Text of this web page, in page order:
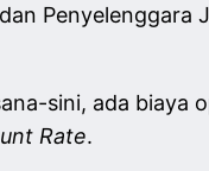
Penyelenggara
sini, ada
Rate.